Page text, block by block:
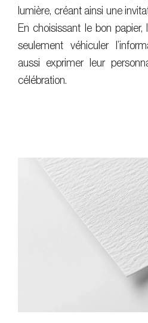
lumière, créant ainsi une
En choisissant le bon
seulement véhiculer
aussi exprimer leur
célébration.